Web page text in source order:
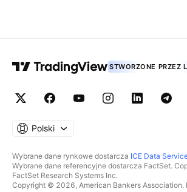
STWORZONE PRZEZ
Polski
Wybrane dane rynkowe dostarcza ICE Data
Wybrane dane referencyjne dostarcza FactSet.
FactSet Research Systems Inc.
Copyright © 2026, American Bankers Association.